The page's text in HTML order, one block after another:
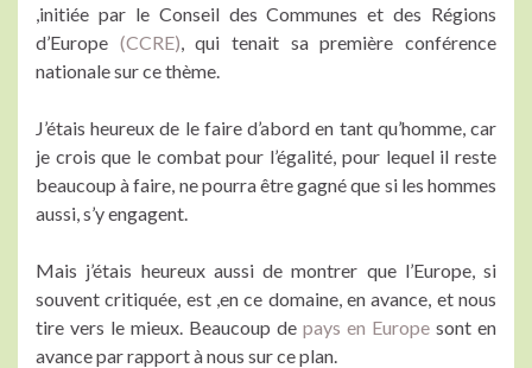
,initiée par le Conseil des Communes et des Régions
d’Europe (CCRE), qui tenait sa première conférence
nationale sur ce thème.
J’étais heureux de le faire d’abord en tant qu’homme, car
je crois que le combat pour l’égalité, pour lequel il reste
beaucoup à faire, ne pourra être gagné que si les hommes
aussi, s’y engagent.
Mais j’étais heureux aussi de montrer que l’Europe, si
souvent critiquée, est ,en ce domaine, en avance, et nous
tire vers le mieux. Beaucoup de pays en Europe sont en
avance par rapport à nous sur ce plan.